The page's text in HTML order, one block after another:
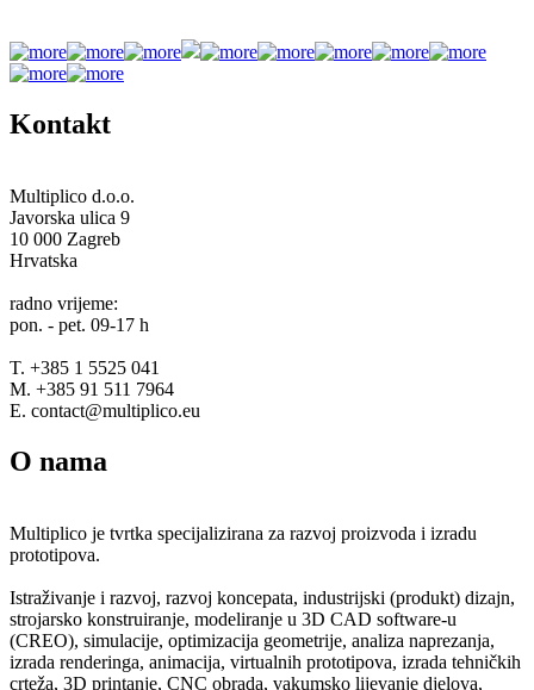
Kontakt
Multiplico d.o.o.
Javorska ulica 9
10 000 Zagreb
Hrvatska
radno vrijeme:
pon. - pet. 09-17 h
T. +385 1 5525 041
M. +385 91 511 7964
E. contact@multiplico.eu
O nama
Multiplico je tvrtka specijalizirana za razvoj proizvoda i izradu
prototipova.
Istraživanje i razvoj, razvoj koncepata, industrijski (produkt) dizajn,
strojarsko konstruiranje, modeliranje u 3D CAD software-u
(CREO), simulacije, optimizacija geometrije, analiza naprezanja,
izrada renderinga, animacija, virtualnih prototipova, izrada tehničkih
crteža, 3D printanje, CNC obrada, vakumsko lijevanje djelova,